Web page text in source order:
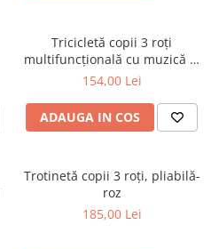
Tricicletă copii 3 roți
multifuncțională cu muzică si
lumini LED
154,00 Lei
ADAUGA IN COS
Trotinetă copii 3 roți, pliabilă-
roz
185,00 Lei